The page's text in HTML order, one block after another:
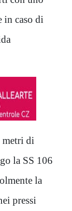
in caso di
metri di
la SS 106
la
pressi